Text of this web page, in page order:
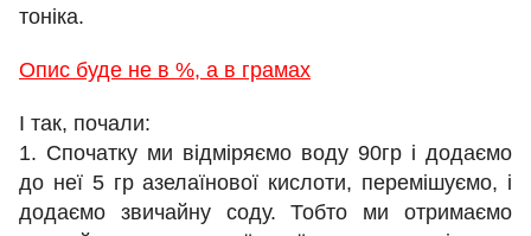
тоніка.
Опис буде не в %, а в грамах
І так, почали:
1. Спочатку ми відміряємо воду 90гр і додаємо
до неї 5 гр азелаїнової кислоти, перемішуємо, і
додаємо звичайну соду. Тобто ми отримаємо